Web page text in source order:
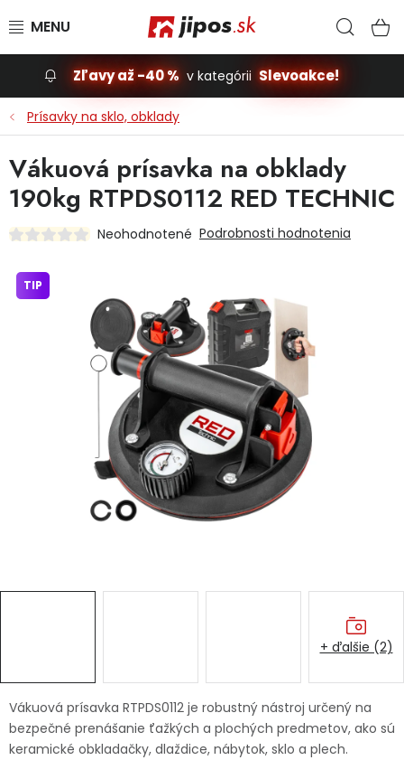
Slevoakce
Stavba, dom
Dielňa
Príslušenstvo pre automobily
Vybavenie a hračky pre deti
Ochranné pracovné pomôcky
Fotovoltaika
Servis náradia Hodnotenie obchodu
Doprava a platba Váš zákaznícky účet
Zľavy až -40 % v kategórii Slevoakce!
Prísavky na sklo, obklady
Vákuová prísavka RTPDS0112 je robustný nástroj určený na
bezpečné prenášanie ťažkých a plochých predmetov, ako sú
keramické obkladačky, dlaždice, nábytok, sklo a plech.
Vákuová prísavka na obklady
190kg RTPDS0112 RED TECHNIC
Neohodnotené Podrobnosti hodnotenia
TIP
+ ďalšie (2)